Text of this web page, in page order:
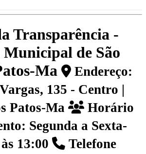
Transparência -
de São
Ma
Endereço:
135 - Centro |
Patos-Ma
Horário
Segunda a Sexta-
13:00
Telefone